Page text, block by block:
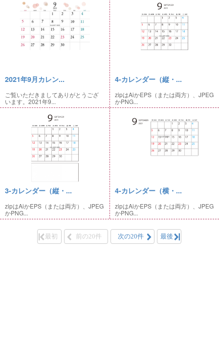
2021年9月カレン...
ご覧いただきましてありがとうござ
います。2021年9...
4-カレンダー（縦・...
zipはAiかEPS（または両方）、JPEG
かPNG...
3-カレンダー（縦・...
zipはAiかEPS（または両方）、JPEG
かPNG...
4-カレンダー（横・...
zipはAiかEPS（または両方）、JPEG
かPNG...
最初 前の20件 次の20件 最後